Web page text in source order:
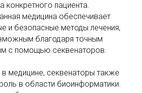
конкретного пациента.
медицина обеспечивает
и безопасные методы лечения,
благодаря точным
с помощью секвенаторов.
медицине, секвенаторы также
в области биоинформатики.